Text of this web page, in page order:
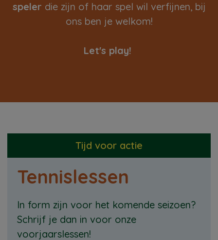
speler die zijn of haar spel wil verfijnen, bij
ons ben je welkom!
Let's play!
Tijd voor actie
Tennislessen
In form zijn voor het komende seizoen?
Schrijf je dan in voor onze
voorjaarslessen!